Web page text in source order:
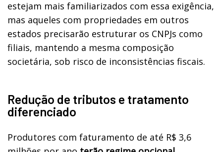
estejam mais familiarizados com essa exigência,
mas aqueles com propriedades em outros
estados precisarão estruturar os CNPJs como
filiais, mantendo a mesma composição
societária, sob risco de inconsistências fiscais.
Redução de tributos e tratamento
diferenciado
Produtores com faturamento de até R$ 3,6